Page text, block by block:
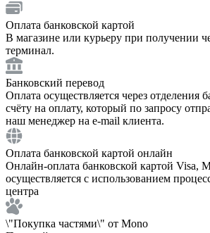
Оплата банковской картой
В магазине или курьеру при получении
терминал.
Банковский перевод
Оплата осуществляется через отделения
счёту на оплату, который по запросу
наш менеджер на e-mail клиента.
Оплата банковской картой онлайн
Онлайн-оплата банковской картой Visa,
осуществляется с использованием
центра
\"Покупка частями\" от Mono